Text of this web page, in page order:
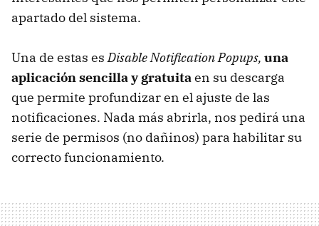
apartado del sistema.
Una de estas esDisable Notification Popups, una
aplicación sencilla y gratuitaen su descarga
que permite profundizar en el ajuste de las
notificaciones. Nada más abrirla, nos pedirá una
serie de permisos (no dañinos) para habilitar su
correcto funcionamiento.